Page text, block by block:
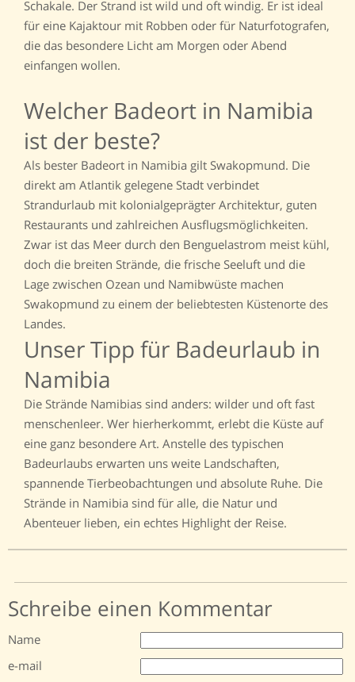
Schakale. Der Strand ist wild und oft windig. Er ist ideal
für eine Kajaktour mit Robben oder für Naturfotografen,
die das besondere Licht am Morgen oder Abend
einfangen wollen.
Welcher Badeort in Namibia
ist der beste?
Als bester Badeort in Namibia gilt Swakopmund. Die
direkt am Atlantik gelegene Stadt verbindet
Strandurlaub mit kolonialgeprägter Architektur, guten
Restaurants und zahlreichen Ausflugsmöglichkeiten.
Zwar ist das Meer durch den Benguelastrom meist kühl,
doch die breiten Strände, die frische Seeluft und die
Lage zwischen Ozean und Namibwüste machen
Swakopmund zu einem der beliebtesten Küstenorte des
Landes.
Unser Tipp für Badeurlaub in
Namibia
Die Strände Namibias sind anders: wilder und oft fast
menschenleer. Wer hierherkommt, erlebt die Küste auf
eine ganz besondere Art. Anstelle des typischen
Badeurlaubs erwarten uns weite Landschaften,
spannende Tierbeobachtungen und absolute Ruhe. Die
Strände in Namibia sind für alle, die Natur und
Abenteuer lieben, ein echtes Highlight der Reise.
Schreibe einen Kommentar
Name
e-mail